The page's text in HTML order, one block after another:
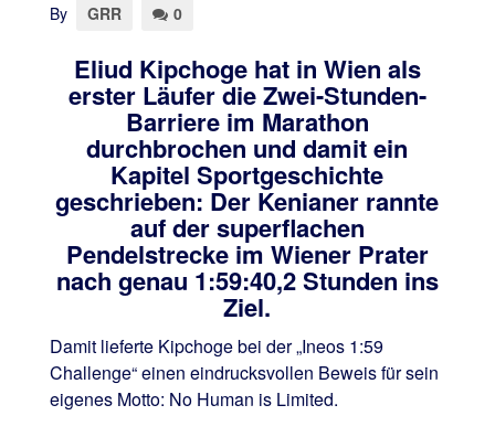
By GRR 0
Eliud Kipchoge hat in Wien als
erster Läufer die Zwei-Stunden-
Barriere im Marathon
durchbrochen und damit ein
Kapitel Sportgeschichte
geschrieben: Der Kenianer rannte
auf der superflachen
Pendelstrecke im Wiener Prater
nach genau 1:59:40,2 Stunden ins
Ziel.
Damit lieferte Kipchoge bei der „Ineos 1:59
Challenge“ einen eindrucksvollen Beweis für sein
eigenes Motto: No Human is Limited.